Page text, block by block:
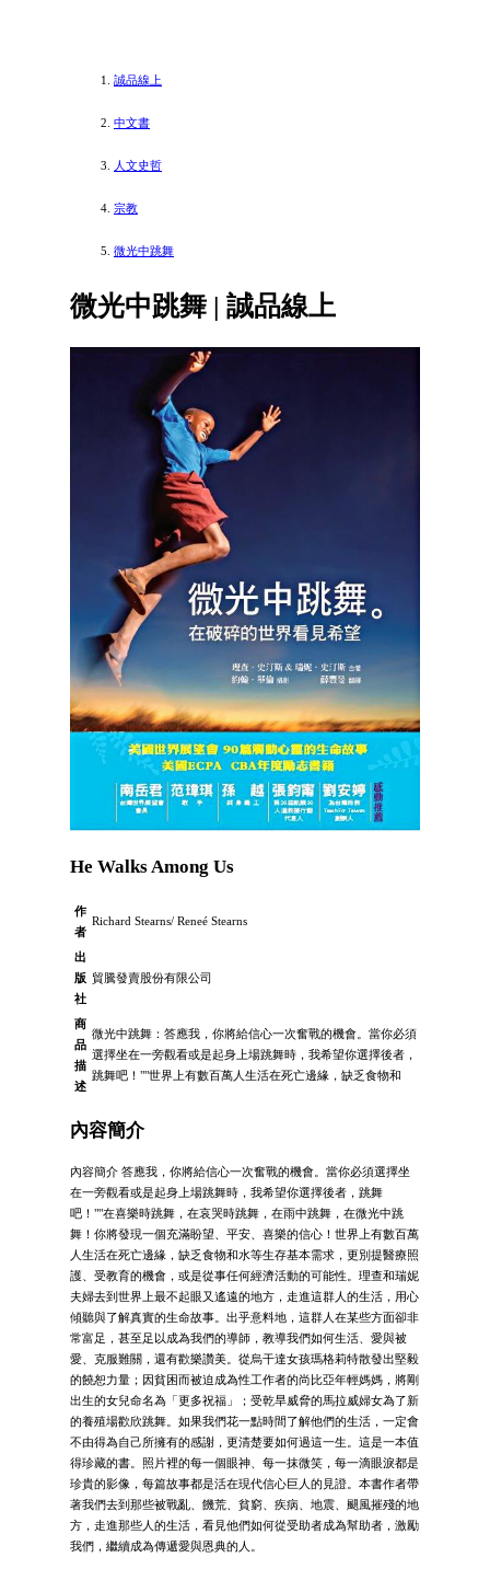
誠品線上
中文書
人文史哲
宗教
微光中跳舞
微光中跳舞 | 誠品線上
He Walks Among Us
作
者
Richard Stearns/ Reneé Stearns
出
版
社
貿騰發賣股份有限公司
商
品
描
述
微光中跳舞：答應我，你將給信心一次奮戰的機會。當你必須
選擇坐在一旁觀看或是起身上場跳舞時，我希望你選擇後者，
跳舞吧！""世界上有數百萬人生活在死亡邊緣，缺乏食物和
內容簡介
內容簡介 答應我，你將給信心一次奮戰的機會。當你必須選擇坐
在一旁觀看或是起身上場跳舞時，我希望你選擇後者，跳舞
吧！""在喜樂時跳舞，在哀哭時跳舞，在雨中跳舞，在微光中跳
舞！你將發現一個充滿盼望、平安、喜樂的信心！世界上有數百萬
人生活在死亡邊緣，缺乏食物和水等生存基本需求，更別提醫療照
護、受教育的機會，或是從事任何經濟活動的可能性。理查和瑞妮
夫婦去到世界上最不起眼又遙遠的地方，走進這群人的生活，用心
傾聽與了解真實的生命故事。出乎意料地，這群人在某些方面卻非
常富足，甚至足以成為我們的導師，教導我們如何生活、愛與被
愛、克服難關，還有歡樂讚美。從烏干達女孩瑪格莉特散發出堅毅
的饒恕力量；因貧困而被迫成為性工作者的尚比亞年輕媽媽，將剛
出生的女兒命名為「更多祝福」；受乾旱威脅的馬拉威婦女為了新
的養殖場歡欣跳舞。如果我們花一點時間了解他們的生活，一定會
不由得為自己所擁有的感謝，更清楚要如何過這一生。這是一本值
得珍藏的書。照片裡的每一個眼神、每一抹微笑，每一滴眼淚都是
珍貴的影像，每篇故事都是活在現代信心巨人的見證。本書作者帶
著我們去到那些被戰亂、饑荒、貧窮、疾病、地震、颶風摧殘的地
方，走進那些人的生活，看見他們如何從受助者成為幫助者，激勵
我們，繼續成為傳遞愛與恩典的人。